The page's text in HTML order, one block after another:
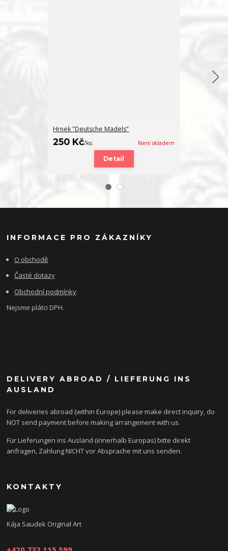
Hrnek "Deutsche Mädels"
250 Kč/ks Není skladem
Detail
INFORMACE PRO ZÁKAZNÍKY
O obchodě
Časté dotazy
Obchodní podmínky
Nejsme plátci DPH.
DELIVERY ABROAD / LIEFERUNG INS
AUSLAND
For deliveries abroad (within Europe) please make direct inquiry, do
NOT send payment before making arrangement with us.
Für Lieferungen ins Ausland (innerhalb Europas) bitte direkt
anfragen, Zahlung NICHT vor Absprache mit uns senden.
KONTAKTY
Kája Saudek Original Art